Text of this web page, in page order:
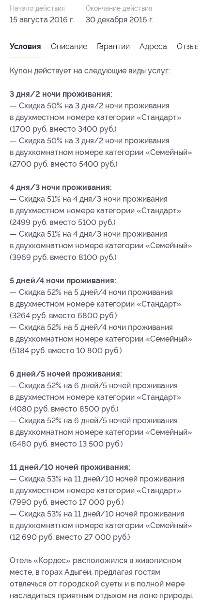
Начало действия
15 августа 2016 г.
Окончание действия
30 декабря 2016 г.
Условия Описание Гарантии Адреса Отзывы
Купон действует на следующие виды услуг:
3 дня/2 ночи проживания:
— Скидка 50% на 3 дня/2 ночи проживания
в двухместном номере категории «Стандарт»
(1700 руб. вместо 3400 руб.)
— Скидка 50% на 3 дня/2 ночи проживания
в двухкомнатном номере категории «Семейный»
(2700 руб. вместо 5400 руб.)
4 дня/3 ночи проживания:
— Скидка 51% на 4 дня/3 ночи проживания
в двухместном номере категории «Стандарт»
(2499 руб. вместо 5100 руб.)
— Скидка 51% на 4 дня/3 ночи проживания
в двухкомнатном номере категории «Семейный»
(3969 руб. вместо 8100 руб.)
5 дней/4 ночи проживания:
— Скидка 52% на 5 дней/4 ночи проживания
в двухместном номере категории «Стандарт»
(3264 руб. вместо 6800 руб.)
— Скидка 52% на 5 дней/4 ночи проживания
в двухкомнатном номере категории «Семейный»
(5184 руб. вместо 10 800 руб.)
6 дней/5 ночей проживания:
— Скидка 52% на 6 дней/5 ночей проживания
в двухместном номере категории «Стандарт»
(4080 руб. вместо 8500 руб.)
— Скидка 52% на 6 дней/5 ночей проживания
в двухкомнатном номере категории «Семейный»
(6480 руб. вместо 13 500 руб.)
11 дней/10 ночей проживания:
— Скидка 53% на 11 дней/10 ночей проживания
в двухместном номере категории «Стандарт»
(7990 руб. вместо 17 000 руб.)
— Скидка 53% на 11 дней/10 ночей проживания
в двухкомнатном номере категории «Семейный»
(12 690 руб. вместо 27 000 руб.)
Отель «Кордес» расположился в живописном
месте, в горах Адыгеи, предлагая гостям
отвлечься от городской суеты и в полной мере
насладиться приятным отдыхом на лоне природы.